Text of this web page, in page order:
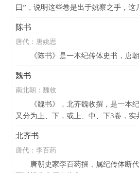
曰”，说明这些卷是出于姚察之手，
陈书
唐代： 唐姚思
《陈书》是一本纪传体史书，唐朝
魏书
南北朝： 魏收
《魏书》，北齐魏收撰，是一本纪
又分为上、下，或上、中、下3卷，实
北齐书
唐代： 李百药
唐朝史家李百药撰，属纪传体断代